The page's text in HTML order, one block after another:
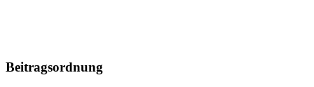
Beitragsordnung